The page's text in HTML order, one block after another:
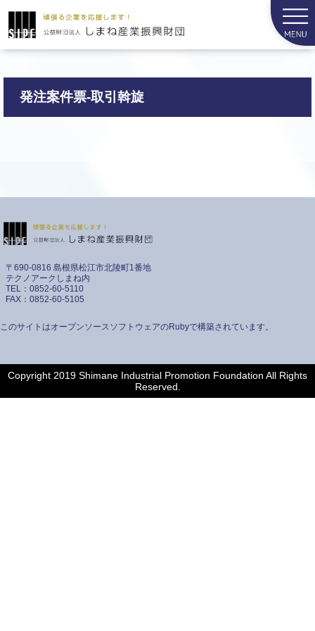
発注案件票-取引斡旋
〒690-0816 島根県松江市北陵町1番地
テクノアークしまね内
TEL：0852-60-5110
FAX：0852-60-5105
このサイトはオープンソースソフトウェアのRubyで構築されています。
Copyright 2019 Shimane Industrial Promotion Foundation All Rights
Reserved.